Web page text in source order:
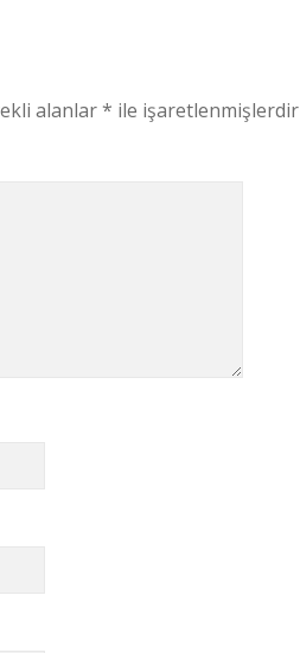
alanlar* ile işaretlenmişlerdir